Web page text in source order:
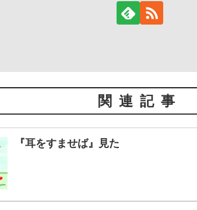
関連記事
『耳をすませば』見た